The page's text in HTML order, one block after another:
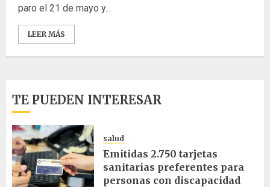
paro el 21 de mayo y...
LEER MÁS
TE PUEDEN INTERESAR
salud
Emitidas 2.750 tarjetas
sanitarias preferentes para
personas con discapacidad